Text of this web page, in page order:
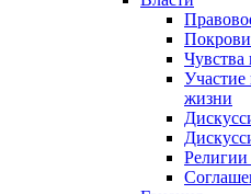
Участие
жизни
Религии